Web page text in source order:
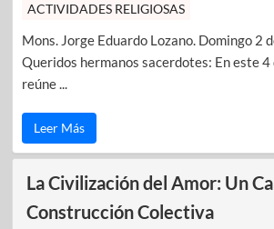
ACTIVIDADES RELIGIOSAS
Mons. Jorge Eduardo Lozano. Domingo 2
Queridos hermanos sacerdotes: En este 4
reúne ...
Leer Más
La Civilización del Amor: Un
Construcción Colectiva